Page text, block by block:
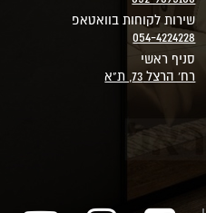
שירות לקוחות בוואטאפ
054-4224228
סניף ראשי
רח' הרצל 73, ת"א